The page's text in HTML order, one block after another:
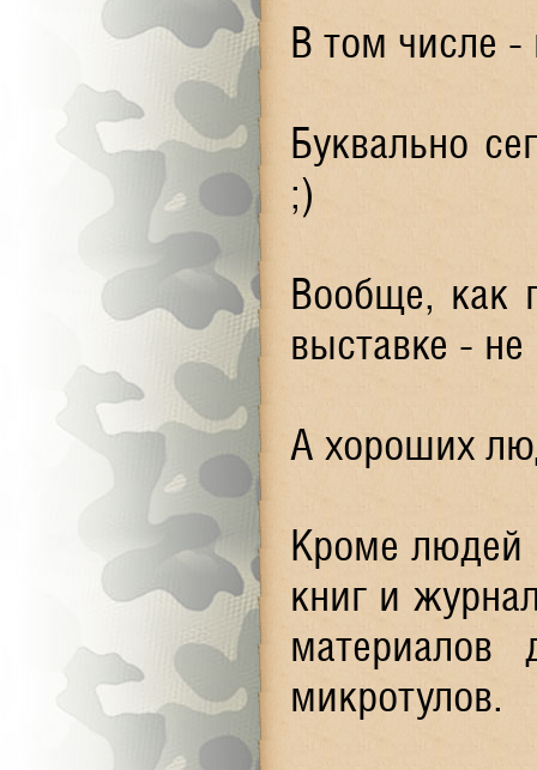
В том числе -
Буквально
;)
Вообще, как
выставке -
А хороших
Кроме людей
книг и
материалов
микротулов.